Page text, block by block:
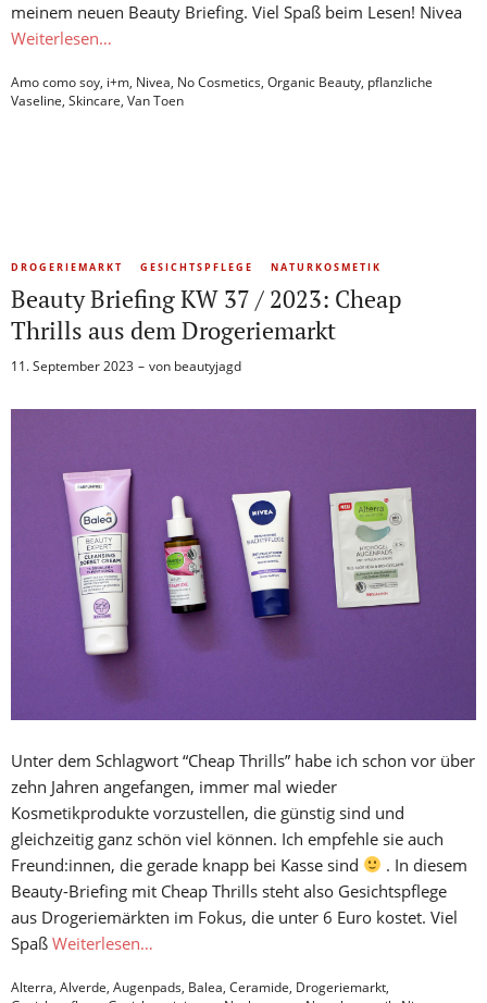
meinem neuen Beauty Briefing. Viel Spaß beim Lesen! Nivea
Weiterlesen…
Amo como soy, i+m, Nivea, No Cosmetics, Organic Beauty, pflanzliche
Vaseline, Skincare, Van Toen
DROGERIEMARKT GESICHTSPFLEGE NATURKOSMETIK
Beauty Briefing KW 37 / 2023: Cheap
Thrills aus dem Drogeriemarkt
11. September 2023 von beautyjagd
Unter dem Schlagwort “Cheap Thrills” habe ich schon vor über
zehn Jahren angefangen, immer mal wieder
Kosmetikprodukte vorzustellen, die günstig sind und
gleichzeitig ganz schön viel können. Ich empfehle sie auch
Freund:innen, die gerade knapp bei Kasse sind
. In diesem
Beauty-Briefing mit Cheap Thrills steht also Gesichtspflege
aus Drogeriemärkten im Fokus, die unter 6 Euro kostet. Viel
Spaß Weiterlesen…
Alterra, Alverde, Augenpads, Balea, Ceramide, Drogeriemarkt,